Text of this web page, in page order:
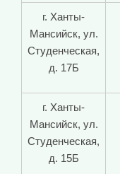
г. Ханты-
Мансийск, ул.
Студенческая,
д. 17Б
г. Ханты-
Мансийск, ул.
Студенческая,
д. 15Б